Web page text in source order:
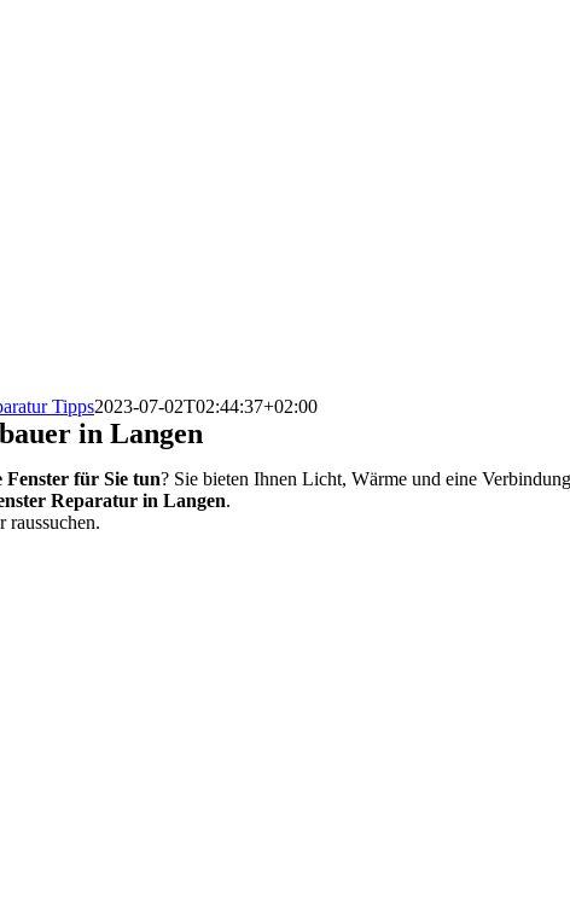
Tipps2023-07-02T02:44:37+02:00
in Langen
Fenster für Sie tun? Sie bieten Ihnen Licht, Wärme und eine
Reparatur in Langen.
raussuchen.